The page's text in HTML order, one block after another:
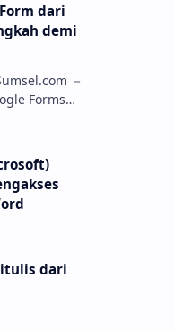
dari
demi
－
Forms
soa…
dari